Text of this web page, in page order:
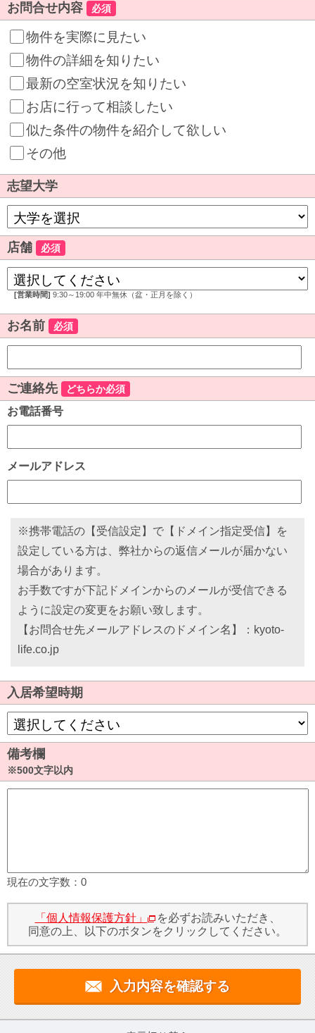
お問合せ内容 必須
物件を実際に見たい
物件の詳細を知りたい
最新の空室状況を知りたい
お店に行って相談したい
似た条件の物件を紹介して欲しい
その他
志望大学
店舗 必須
[営業時間] 9:30～19:00 年中無休（盆・正月を除く）
お名前 必須
ご連絡先 どちらか必須
お電話番号
メールアドレス
※携帯電話の【受信設定】で【ドメイン指定受信】を
設定している方は、弊社からの返信メールが届かない
場合があります。
お手数ですが下記ドメインからのメールが受信できる
ように設定の変更をお願い致します。
【お問合せ先メールアドレスのドメイン名】：kyoto-
life.co.jp
入居希望時期
備考欄
※500文字以内
現在の文字数： 0
「個人情報保護方針」
を必ずお読みいただき、
同意の上、以下のボタンをクリックしてください。
入力内容を確認する